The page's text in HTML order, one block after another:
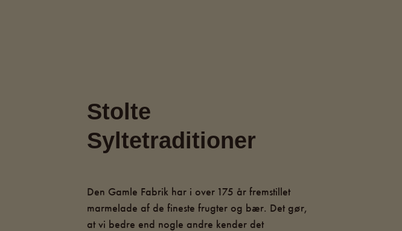
Stolte
Syltetraditioner
Den Gamle Fabrik har i over 175 år fremstillet
marmelade af de fineste frugter og bær. Det gør,
at vi bedre end nogle andre kender det